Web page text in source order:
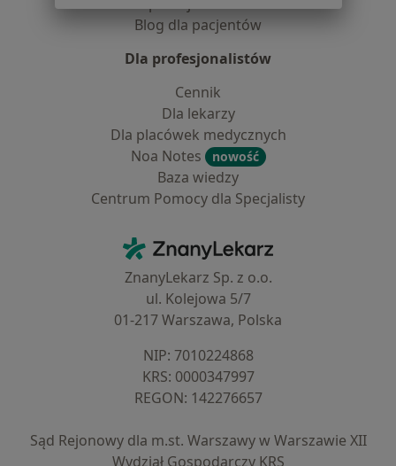
Blog dla pacjentów
Dla profesjonalistów
Cennik
Dla lekarzy
Dla placówek medycznych
Noa Notes
nowość
Baza wiedzy
Centrum Pomocy dla Specjalisty
ZnanyLekarz - Strona główna
ZnanyLekarz Sp. z o.o.
ul. Kolejowa 5/7
01-217 Warszawa, Polska
NIP: ⁠7010224868
KRS: ⁠0000347997
REGON: ⁠142276657
Sąd Rejonowy dla m.st. Warszawy w Warszawie XII
Wydział Gospodarczy KRS